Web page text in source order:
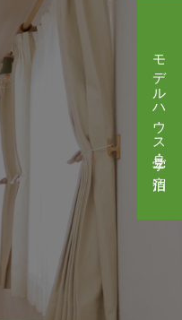
モデルハウス見学・ご宿泊